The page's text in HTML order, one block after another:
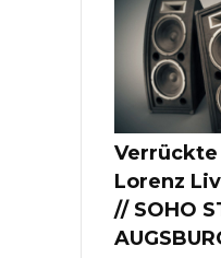
Verrückte
Lorenz
// SOHO